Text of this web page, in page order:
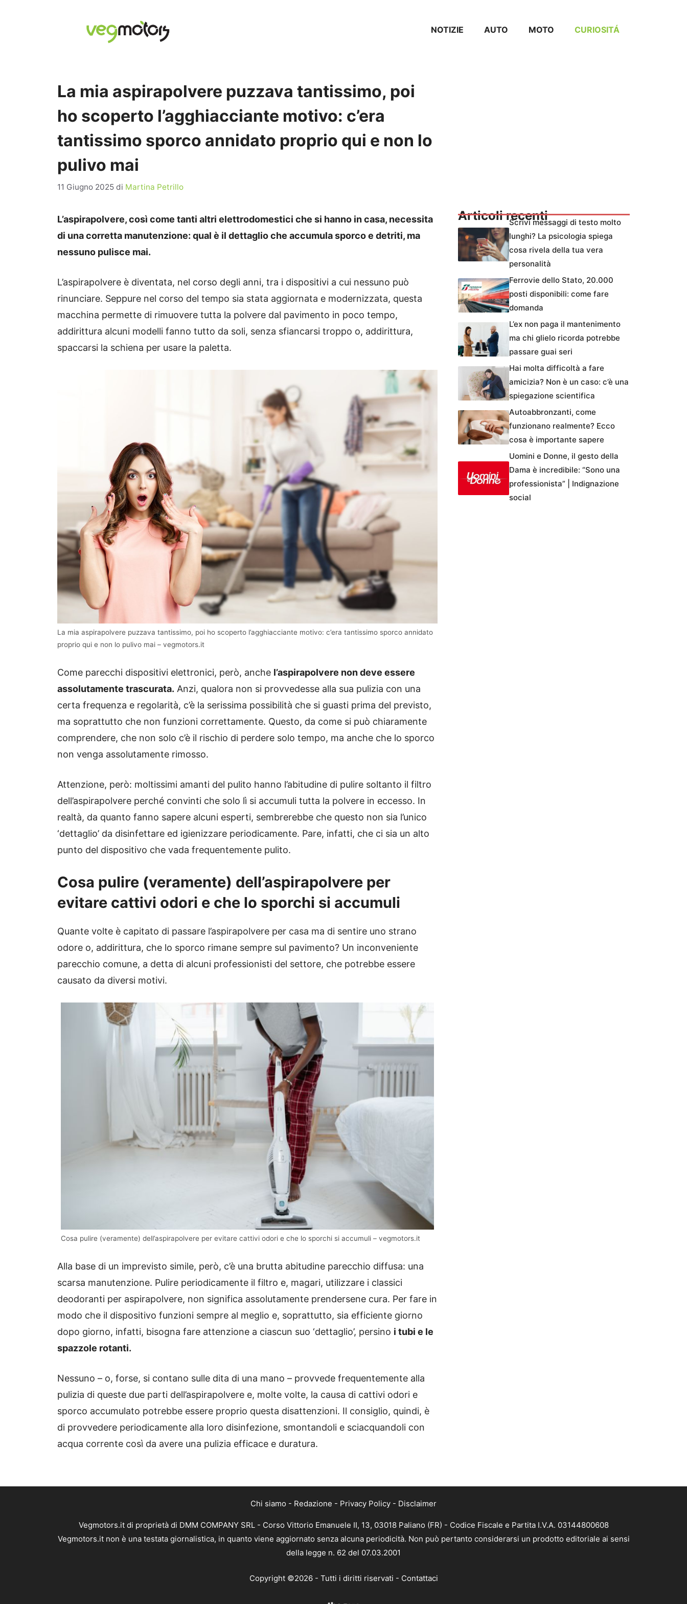
NOTIZIE AUTO MOTO CURIOSITÁ
La mia aspirapolvere puzzava tantissimo, poi
ho scoperto l’agghiacciante motivo: c’era
tantissimo sporco annidato proprio qui e non lo
pulivo mai
11 Giugno 2025 di Martina Petrillo
L’aspirapolvere, così come tanti altri elettrodomestici che si hanno in casa, necessita
di una corretta manutenzione: qual è il dettaglio che accumula sporco e detriti, ma
nessuno pulisce mai.
L’aspirapolvere è diventata, nel corso degli anni, tra i dispositivi a cui nessuno può
rinunciare. Seppure nel corso del tempo sia stata aggiornata e modernizzata, questa
macchina permette di rimuovere tutta la polvere dal pavimento in poco tempo,
addirittura alcuni modelli fanno tutto da soli, senza sfiancarsi troppo o, addirittura,
spaccarsi la schiena per usare la paletta.
La mia aspirapolvere puzzava tantissimo, poi ho scoperto l’agghiacciante motivo: c’era tantissimo sporco annidato
proprio qui e non lo pulivo mai – vegmotors.it
Come parecchi dispositivi elettronici, però, anche l’aspirapolvere non deve essere
assolutamente trascurata. Anzi, qualora non si provvedesse alla sua pulizia con una
certa frequenza e regolarità, c’è la serissima possibilità che si guasti prima del previsto,
ma soprattutto che non funzioni correttamente. Questo, da come si può chiaramente
comprendere, che non solo c’è il rischio di perdere solo tempo, ma anche che lo sporco
non venga assolutamente rimosso.
Attenzione, però: moltissimi amanti del pulito hanno l’abitudine di pulire soltanto il filtro
dell’aspirapolvere perché convinti che solo lì si accumuli tutta la polvere in eccesso. In
realtà, da quanto fanno sapere alcuni esperti, sembrerebbe che questo non sia l’unico
‘dettaglio’ da disinfettare ed igienizzare periodicamente. Pare, infatti, che ci sia un alto
punto del dispositivo che vada frequentemente pulito.
Cosa pulire (veramente) dell’aspirapolvere per
evitare cattivi odori e che lo sporchi si accumuli
Quante volte è capitato di passare l’aspirapolvere per casa ma di sentire uno strano
odore o, addirittura, che lo sporco rimane sempre sul pavimento? Un inconveniente
parecchio comune, a detta di alcuni professionisti del settore, che potrebbe essere
causato da diversi motivi.
Cosa pulire (veramente) dell’aspirapolvere per evitare cattivi odori e che lo sporchi si accumuli – vegmotors.it
Alla base di un imprevisto simile, però, c’è una brutta abitudine parecchio diffusa: una
scarsa manutenzione. Pulire periodicamente il filtro e, magari, utilizzare i classici
deodoranti per aspirapolvere, non significa assolutamente prendersene cura. Per fare in
modo che il dispositivo funzioni sempre al meglio e, soprattutto, sia efficiente giorno
dopo giorno, infatti, bisogna fare attenzione a ciascun suo ‘dettaglio’, persino i tubi e le
spazzole rotanti.
Nessuno – o, forse, si contano sulle dita di una mano – provvede frequentemente alla
pulizia di queste due parti dell’aspirapolvere e, molte volte, la causa di cattivi odori e
sporco accumulato potrebbe essere proprio questa disattenzioni. Il consiglio, quindi, è
di provvedere periodicamente alla loro disinfezione, smontandoli e sciacquandoli con
acqua corrente così da avere una pulizia efficace e duratura.
Articoli recentiScrivi messaggi di testo molto
lunghi? La psicologia spiega
cosa rivela della tua vera
personalità
Ferrovie dello Stato, 20.000
posti disponibili: come fare
domanda
L’ex non paga il mantenimento
ma chi glielo ricorda potrebbe
passare guai seri
Hai molta difficoltà a fare
amicizia? Non è un caso: c’è una
spiegazione scientifica
Autoabbronzanti, come
funzionano realmente? Ecco
cosa è importante sapere
Uomini e Donne, il gesto della
Dama è incredibile: “Sono una
professionista” | Indignazione
social
Chi siamo - Redazione - Privacy Policy - Disclaimer
Vegmotors.it di proprietà di DMM COMPANY SRL - Corso Vittorio Emanuele II, 13, 03018 Paliano (FR) - Codice Fiscale e Partita I.V.A. 03144800608
Vegmotors.it non è una testata giornalistica, in quanto viene aggiornato senza alcuna periodicità. Non può pertanto considerarsi un prodotto editoriale ai sensi
della legge n. 62 del 07.03.2001
Copyright ©2026 - Tutti i diritti riservati - Contattaci